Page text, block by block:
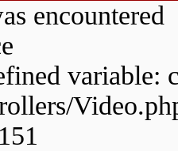
encountered
variable: